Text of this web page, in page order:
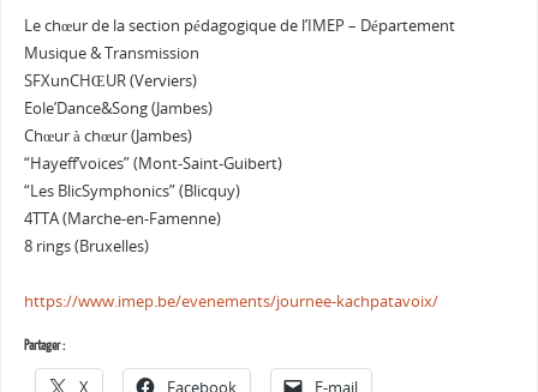
Le chœur de la section pédagogique de l’IMEP – Département
Musique & Transmission
SFXunCHŒUR (Verviers)
Eole’Dance&Song (Jambes)
Chœur à chœur (Jambes)
“Hayeff’voices” (Mont-Saint-Guibert)
“Les BlicSymphonics” (Blicquy)
4TTA (Marche-en-Famenne)
8 rings (Bruxelles)
https://www.imep.be/evenements/journee-kachpatavoix/
Partager :
X Facebook E-mail